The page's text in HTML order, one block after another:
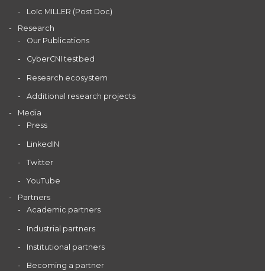
Loïc MILLER (Post Doc)
Research
Our Publications
CyberCNI testbed
Research ecosystem
Additional research projects
Media
Press
LinkedIN
Twitter
YouTube
Partners
Academic partners
Industrial partners
Institutional partners
Becoming a partner